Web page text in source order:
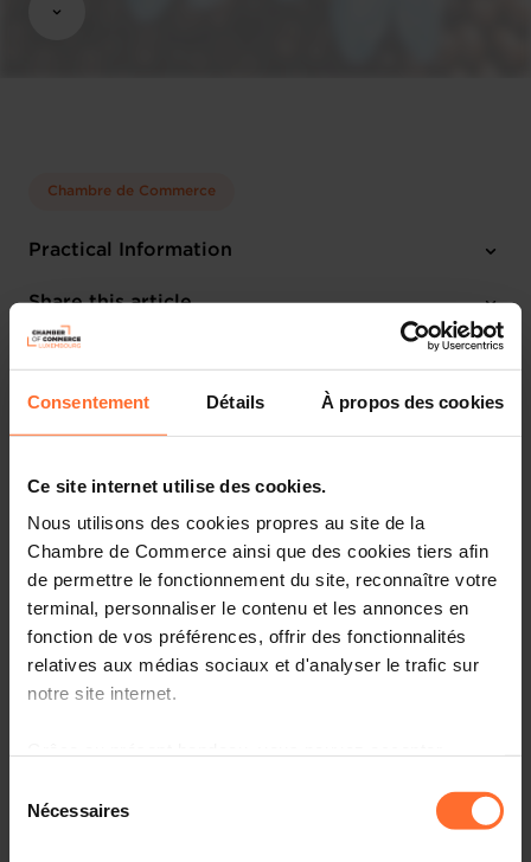
Consentement Détails À propos des cookies
Ce site internet utilise des cookies.
Nous utilisons des cookies propres au site de la
Chambre de Commerce ainsi que des cookies tiers afin
de permettre le fonctionnement du site, reconnaître votre
terminal, personnaliser le contenu et les annonces en
fonction de vos préférences, offrir des fonctionnalités
relatives aux médias sociaux et d'analyser le trafic sur
notre site internet.
à l’exception des cookies strictement nécessaires au
fonctionnement du site. Une description des différents
Nécessaires
Chambre de Commerce
Practical Information
1 attachment
Share this article
secteur alimentaire sur la préiode transitoire de 6 mois
des denrées alimentaires qui sont fabriquées